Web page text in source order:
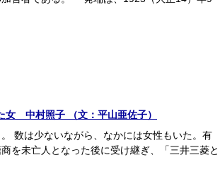
中村照子 （文：平山亜佐子）
数は少ないながら、なかには女性もいた。有
を未亡人となった後に受け継ぎ、「三井三菱と